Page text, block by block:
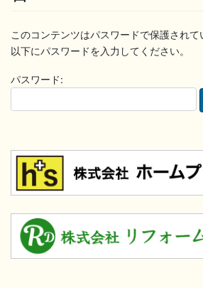
このコンテンツはパスワードで保護され
以下にパスワードを入力してください。
パスワード: